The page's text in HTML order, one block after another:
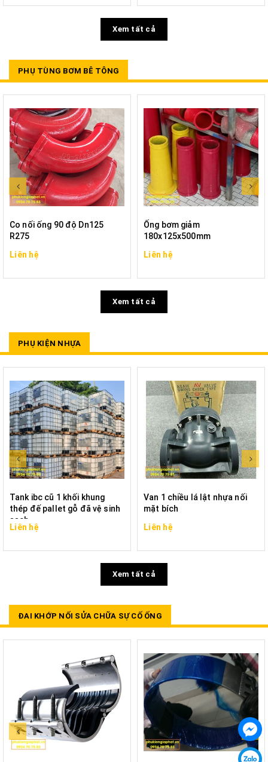
Xem tất cả
PHỤ TÙNG BƠM BÊ TÔNG
Co nối ống 90 độ Dn125
R275
Liên hệ
Ống bơm giảm
180x125x500mm
Liên hệ
Xem tất cả
PHỤ KIỆN NHỰA
Tank ibc cũ 1 khối khung
thép đế pallet gỗ đã vệ sinh
sạch
Liên hệ
Van 1 chiều lá lật nhựa nối
mặt bích
Liên hệ
Xem tất cả
ĐAI KHỚP NỐI SỬA CHỮA SỰ CỐ ỐNG